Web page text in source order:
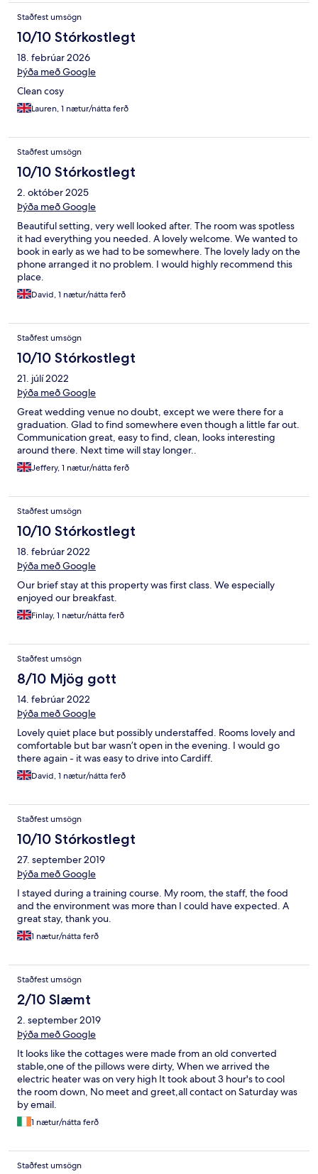
facilities for food and drinks, and the local pubs are are a walk
down a road with no pedestrian walkways. We took food with us
so had no problem. It surroundings are very peaceful and quiet,
and it’s only a 20 min drive into the centre of Cardiff. We also
had our dog (Labrador) with us. There was plenty of space and
the fact the room opened onto the small car park was helpful to
Staðfest umsögn
10/10 Stórkostlegt
18. febrúar 2026
Þýða með Google
Clean cosy
Lauren, 1 nætur/nátta ferð
Staðfest umsögn
10/10 Stórkostlegt
2. október 2025
Þýða með Google
Beautiful setting, very well looked after. The room was spotless
it had everything you needed. A lovely welcome. We wanted to
book in early as we had to be somewhere. The lovely lady on the
phone arranged it no problem. I would highly recommend this
place.
David, 1 nætur/nátta ferð
Staðfest umsögn
10/10 Stórkostlegt
21. júlí 2022
Þýða með Google
Great wedding venue no doubt, except we were there for a
graduation. Glad to find somewhere even though a little far out.
Communication great, easy to find, clean, looks interesting
around there. Next time will stay longer..
Jeffery, 1 nætur/nátta ferð
Staðfest umsögn
10/10 Stórkostlegt
18. febrúar 2022
Þýða með Google
Our brief stay at this property was first class. We especially
enjoyed our breakfast.
Finlay, 1 nætur/nátta ferð
Staðfest umsögn
8/10 Mjög gott
14. febrúar 2022
Þýða með Google
Lovely quiet place but possibly understaffed. Rooms lovely and
comfortable but bar wasn’t open in the evening. I would go
there again - it was easy to drive into Cardiff.
David, 1 nætur/nátta ferð
Staðfest umsögn
10/10 Stórkostlegt
27. september 2019
Þýða með Google
I stayed during a training course. My room, the staff, the food
and the environment was more than I could have expected. A
great stay, thank you.
1 nætur/nátta ferð
Staðfest umsögn
2/10 Slæmt
2. september 2019
Þýða með Google
It looks like the cottages were made from an old converted
stable,one of the pillows were dirty, When we arrived the
electric heater was on very high It took about 3 hour's to cool
the room down, No meet and greet,all contact on Saturday was
by email.
1 nætur/nátta ferð
Staðfest umsögn